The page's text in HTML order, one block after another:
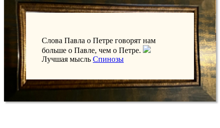
Слова Павла о Петре говорят нам
больше о Павле, чем о Петре.
Лучшая мысль Спинозы